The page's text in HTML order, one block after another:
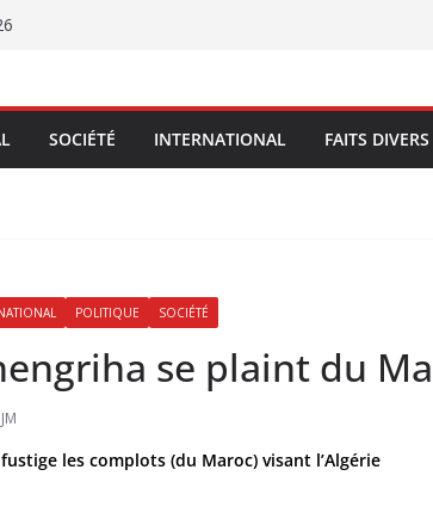
SOCIÉTÉ INTERNATIONAL FAITS DIVERS
POLITIQUE SOCIÉTÉ
se plaint du
les complots (du Maroc) visant l’Algérie